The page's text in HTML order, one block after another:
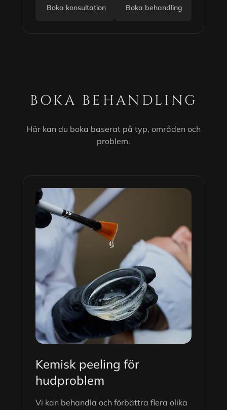
Boka konsultation Boka behandling
BOKA BEHANDLING
Här kan du boka baserat på typ, områden och
problem.
Kemisk peeling för
hudproblem
Vi kan behandla och förbättra flera olika